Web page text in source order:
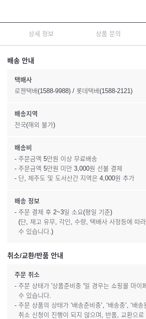
상세 정보 상품 문의
배송 안내
택배사
로젠택배(1588-9988) / 롯데택배(1588-2121)
배송지역
전국(해외 불가)
배송비
- 주문금액 5만원 이상 무료배송
- 주문금액 5만원 미만 3,000원 선불 결제
- 단, 제주도 및 도서산간 지역은 4,000원 추가
배송 정보
- 주문 결제 후 2~3일 소요(평일 기준)
(단, 재고 유무, 각인, 수량, 택배사 사정등에 따
수 있습니다.)
취소/교환/반품 안내
주문 취소
- 주문 상태가 '상품준비중 '일 경우는 쇼핑몰 마이
수 있습니다.
- 주문 상품의 상태가 ‘배송준비중’, ‘배송중’, ‘배
취소 신청이 진행이 되지 않으며, 반품, 교환으